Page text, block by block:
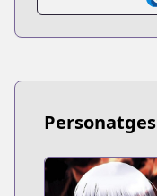
Personatges